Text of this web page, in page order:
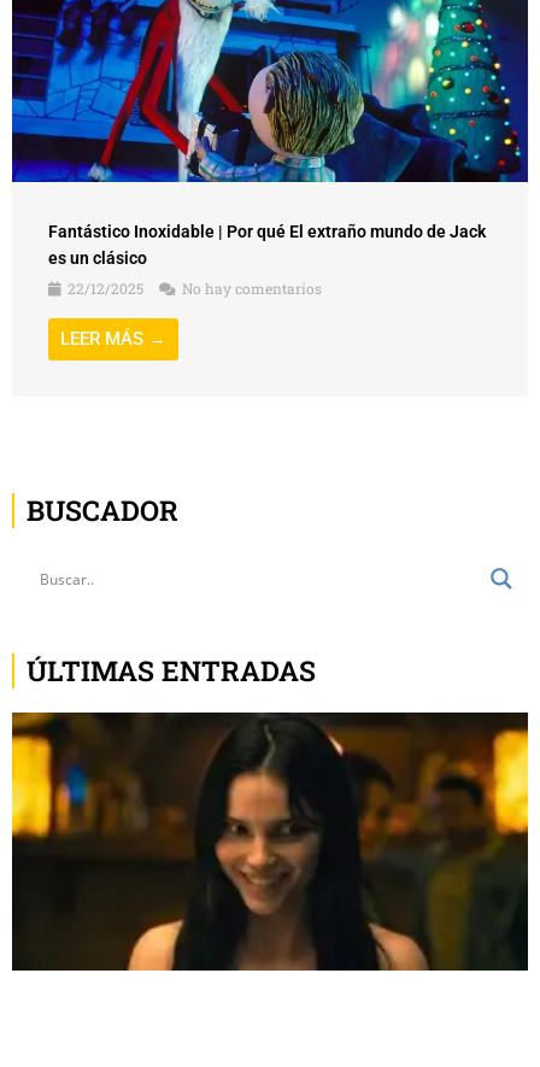
Fantástico Inoxidable | Por qué El extraño mundo de Jack
es un clásico
22/12/2025
No hay comentarios
LEER MÁS →
BUSCADOR
ÚLTIMAS ENTRADAS